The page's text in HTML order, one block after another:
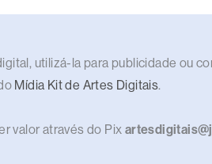
utilizá-la para publicidade ou
Mídia Kit de Artes Digitais.
valor através do Pix